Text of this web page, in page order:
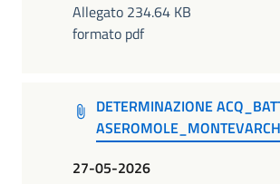
Allegato 234.64 KB
formato pdf
DETERMINAZIONE
27-05-2026